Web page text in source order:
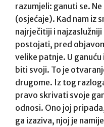
razumjeli: ganuti se.
(osjećaje). Kad nam iz
najrječitiji i
postojati, pred
velike patnje. U
biti svoji. To je
drugome. Iz tog
pravo skrivati svoje
odnosi. Ono joj
ga izaziva, njoj je